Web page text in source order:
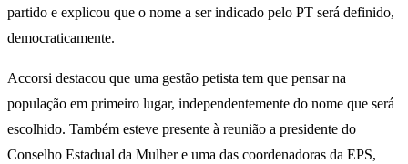
partido e explicou que o nome a ser indicado pelo PT será definido,
democraticamente.
Accorsi destacou que uma gestão petista tem que pensar na
população em primeiro lugar, independentemente do nome que será
escolhido. Também esteve presente à reunião a presidente do
Conselho Estadual da Mulher e uma das coordenadoras da EPS,